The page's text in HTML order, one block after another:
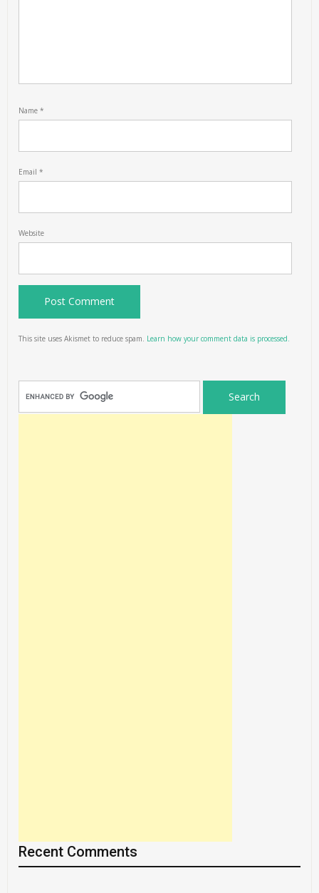
Name*
Email*
Website
This site uses Akismet to reduce spam. Learn how your comment data is processed.
Recent Comments